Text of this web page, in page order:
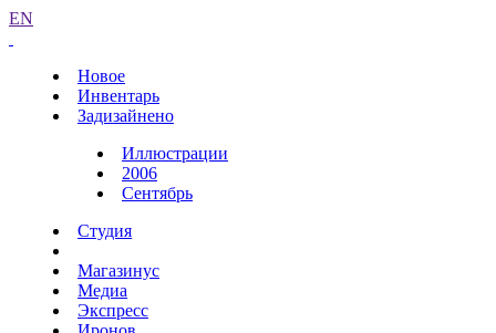
EN
Новое
Инвентарь
Задизайнено
Иллюстрации
2006
Сентябрь
Студия
Магазинус
Медиа
Экспресс